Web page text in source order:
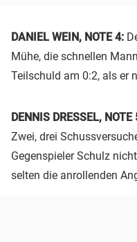
DANIEL WEIN, NOTE 4:
Mühe, die schnellen
Teilschuld am 0:2, als er
DENNIS DRESSEL, NOTE
Zwei, drei
Gegenspieler Schulz
selten die anrollenden